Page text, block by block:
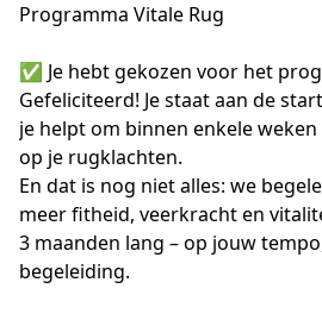
Programma Vitale Rug
✅ Je hebt gekozen voor het
Gefeliciteerd! Je staat aan de
je helpt om binnen enkele
op je rugklachten.
En dat is nog niet alles: we
meer fitheid, veerkracht en
3 maanden lang – op jouw
begeleiding.